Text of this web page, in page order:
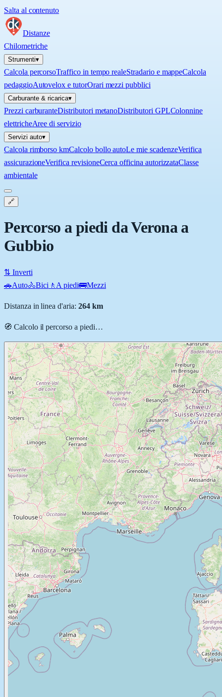
Salta al contenuto
Distanze
Chilometriche
Strumenti▾
Calcola percorsoTraffico in tempo realeStradario e mappeCalcola
pedaggioAutovelox e tutorOrari mezzi pubblici
Carburante & ricarica▾
Prezzi carburanteDistributori metanoDistributori GPLColonnine
elettricheAree di servizio
Servizi auto▾
Calcola rimborso kmCalcolo bollo autoLe mie scadenzeVerifica
assicurazioneVerifica revisioneCerca officina autorizzataClasse
ambientale
🔗
Percorso a piedi da Verona a
Gubbio
⇅ Inverti
🚗Auto🚴Bici 🚶 A piedi🚌Mezzi
Distanza in linea d'aria: 264km
🧭 Calcolo il percorso a piedi…